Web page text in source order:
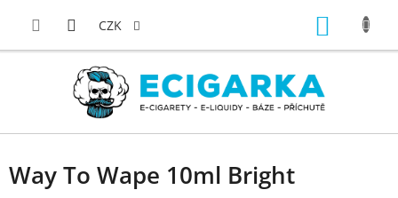
CZK
Way To Wape 10ml Bright